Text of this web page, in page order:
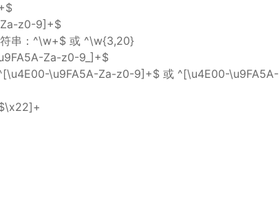
Za-z0-9]+$
符串：^\w+$ 或 ^\w{3,20}
Za-z0-9_]+$
^[\u4E00-\u9FA5A-Za-z0-9]+$ 或 ^[\u4E00-\u9FA5A-